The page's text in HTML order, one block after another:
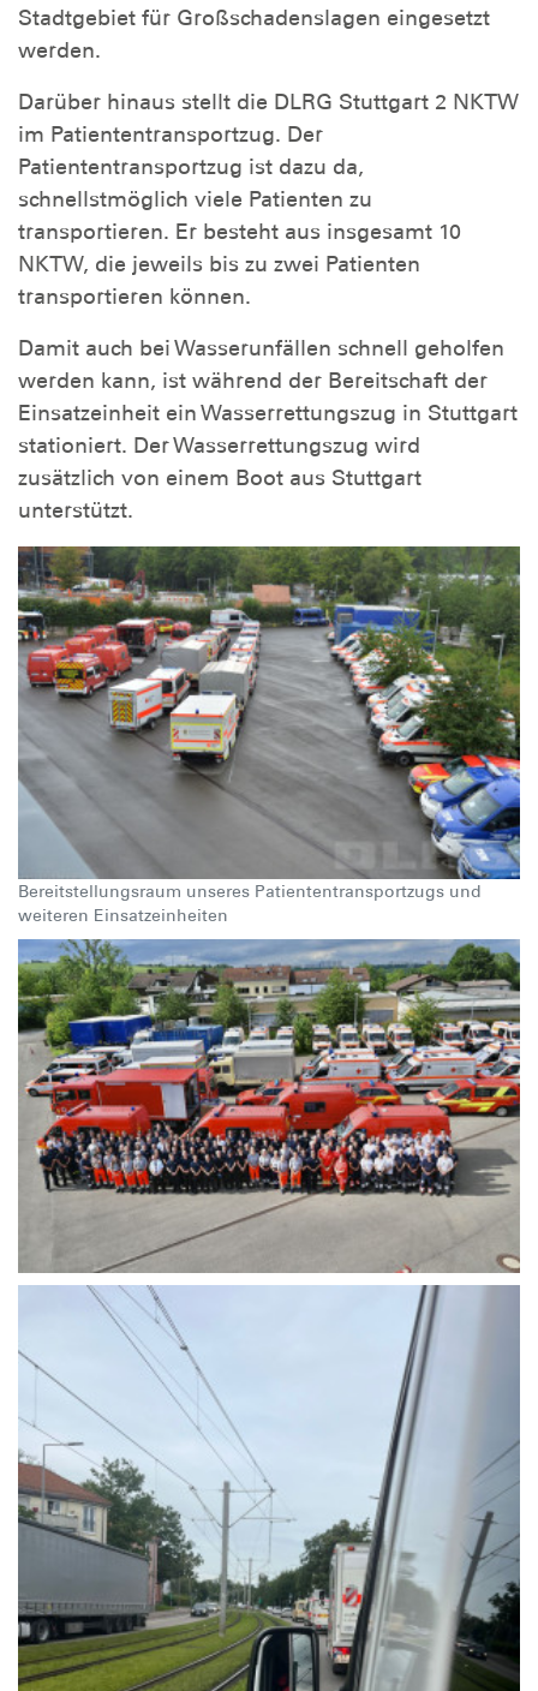
Bereitstellungsraum unseres Patiententransportzugs und
weiteren Einsatzeinheiten
Stadtgebiet für Großschadenslagen eingesetzt
werden.
Darüber hinaus stellt die DLRG Stuttgart 2 NKTW
im Patiententransportzug. Der
Patiententransportzug ist dazu da,
schnellstmöglich viele Patienten zu
transportieren. Er besteht aus insgesamt 10
NKTW, die jeweils bis zu zwei Patienten
transportieren können.
Damit auch bei Wasserunfällen schnell geholfen
werden kann, ist während der Bereitschaft der
Einsatzeinheit ein Wasserrettungszug in Stuttgart
stationiert. Der Wasserrettungszug wird
zusätzlich von einem Boot aus Stuttgart
unterstützt.